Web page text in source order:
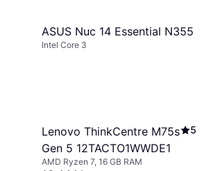
Lenovo ThinkCentre M75s
Gen 5 12TACTO1WWDE1
5
AMD Ryzen 7, 16 GB RAM
ASUS Nuc 14 Essential N355
Intel Core 3